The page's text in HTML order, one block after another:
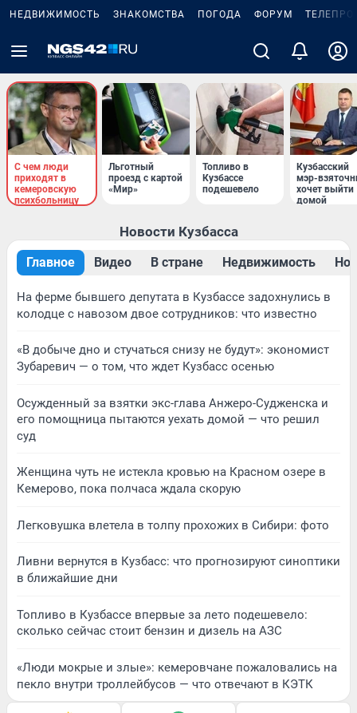
НЕДВИЖИМОСТЬ ЗНАКОМСТВА ПОГОДА ФОРУМ
С чем люди
приходят в
кемеровскую
психбольницу
Льготный
проезд с картой
«Мир»
Топливо в
Кузбассе
подешевело
Кузбасский
мэр-
хочет выйти
домой
Новости Кузбасса
Главное Видео В стране Недвижимость
На ферме бывшего депутата в Кузбассе задохнулись в
колодце с навозом двое сотрудников: что известно
«В добыче дно и стучаться снизу не будут»: экономист
Зубаревич — о том, что ждет Кузбасс осенью
Осужденный за взятки экс-глава Анжеро-Судженска и
его помощница пытаются уехать домой — что решил
суд
Женщина чуть не истекла кровью на Красном озере в
Кемерово, пока полчаса ждала скорую
Легковушка влетела в толпу прохожих в Сибири: фото
Ливни вернутся в Кузбасс: что прогнозируют синоптики
в ближайшие дни
Топливо в Кузбассе впервые за лето подешевело:
сколько сейчас стоит бензин и дизель на АЗС
«Люди мокрые и злые»: кемеровчане пожаловались на
пекло внутри троллейбусов — что отвечают в КЭТК